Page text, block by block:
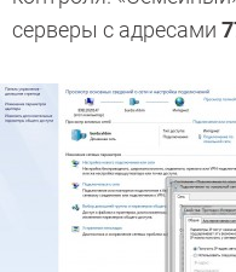
серверы с адресами